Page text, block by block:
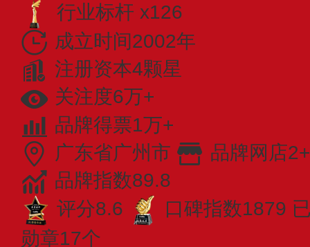
行业标杆 x126
成立时间2002年
注册资本4颗星
关注度6万+
品牌得票1万+
广东省广州市
品牌网店2+
品牌指数89.8
评分8.6
口碑指数1879
勋章17个